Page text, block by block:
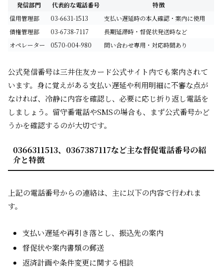
発信部門 代表的な電話番号
特徴
信用管理部
03-6631-1513
支払い遅延時の本人確認・案内に使用
債権管理部
03-6738-7117
長期延滞時・督促状発送時など
オペレーター
0570-004-980 問い合わせ専用・対応時間あり
公式発信番号は三井住友カード公式サイト内でも案内されて
います。身に覚えがある支払い遅延や利用明細に不審な点が
なければ、冷静に内容を確認し、必要に応じ折り返し電話を
しましょう。留守番電話やSMSの場合も、まず公式番号かど
うかを確認するのが大切です。
0366311513、0367387117など主な督促電話番号の紹
介と特徴
上記の電話番号からの連絡は、主に以下の内容で行われま
す。
支払い遅延や再引き落とし、振込先の案内
督促状や案内書類の郵送
返済計画や条件変更に関する相談